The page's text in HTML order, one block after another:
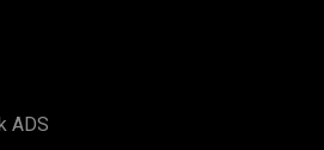
ADS